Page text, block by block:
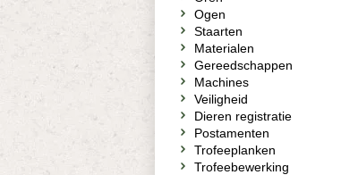
Ogen
Staarten
Materialen
Gereedschappen
Machines
Veiligheid
Dieren registratie
Postamenten
Trofeeplanken
Trofeebewerking